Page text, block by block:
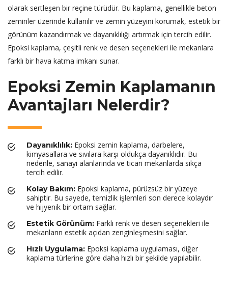
olarak sertleşen bir reçine türüdür. Bu kaplama, genellikle beton
zeminler üzerinde kullanılır ve zemin yüzeyini korumak, estetik bir
görünüm kazandırmak ve dayanıklılığı artırmak için tercih edilir.
Epoksi kaplama, çeşitli renk ve desen seçenekleri ile mekanlara
farklı bir hava katma imkanı sunar.
Epoksi Zemin Kaplamanın
Avantajları Nelerdir?
Dayanıklılık: Epoksi zemin kaplama, darbelere,
kimyasallara ve sıvılara karşı oldukça dayanıklıdır. Bu
nedenle, sanayi alanlarında ve ticari mekanlarda sıkça
tercih edilir.
Kolay Bakım: Epoksi kaplama, pürüzsüz bir yüzeye
sahiptir. Bu sayede, temizlik işlemleri son derece kolaydır
ve hijyenik bir ortam sağlar.
Estetik Görünüm: Farklı renk ve desen seçenekleri ile
mekanların estetik açıdan zenginleşmesini sağlar.
Hızlı Uygulama: Epoksi kaplama uygulaması, diğer
kaplama türlerine göre daha hızlı bir şekilde yapılabilir.